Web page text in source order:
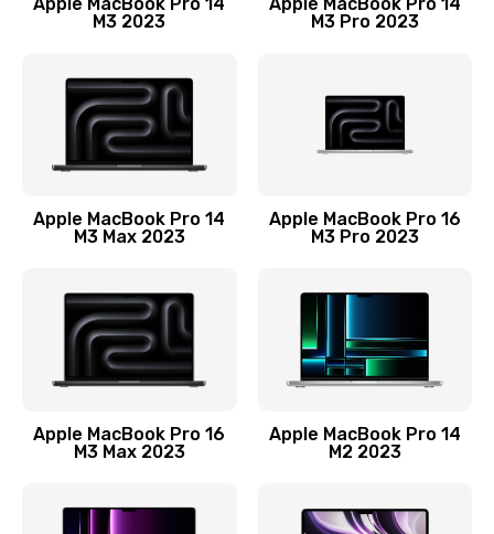
Замена инвертора (модуля подсветки)
1500 руб.
Ремонт цепи питания
Заказать
Ремонт блока питания
M3 2023
M3 Pro 2023
Apple MacBook Pro 14
M3 Max 2023
Apple MacBook Pro 16
M3 Pro 2023
Apple MacBook Pro 16
M3 Max 2023
Apple MacBook Pro 14
M2 2023